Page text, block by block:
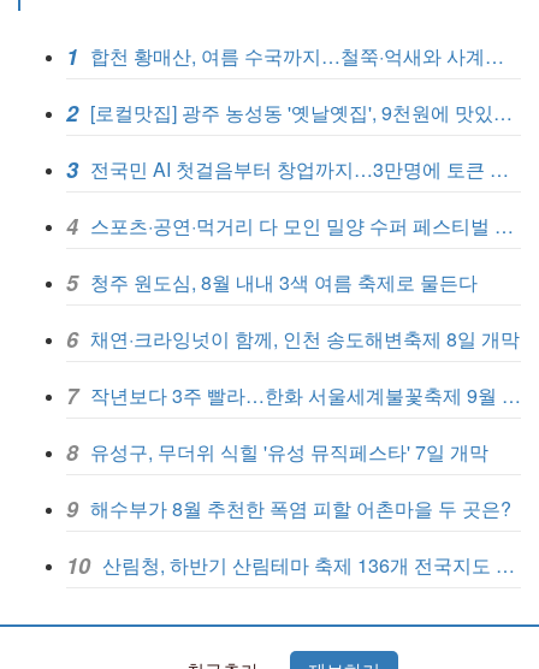
1 합천 황매산, 여름 수국까지…철쭉·억새와 사계절 관광지 완성
2 [로컬맛집] 광주 농성동 '옛날옛집', 9천원에 맛있는 식사 한끼
3 전국민 AI 첫걸음부터 창업까지…3만명에 토큰 무료 지원
4 스포츠·공연·먹거리 다 모인 밀양 수퍼 페스티벌 7일 개막
5 청주 원도심, 8월 내내 3색 여름 축제로 물든다
6 채연·크라잉넛이 함께, 인천 송도해변축제 8일 개막
7 작년보다 3주 빨라…한화 서울세계불꽃축제 9월 5일 개막
8 유성구, 무더위 식힐 '유성 뮤직페스타' 7일 개막
9 해수부가 8월 추천한 폭염 피할 어촌마을 두 곳은?
10 산림청, 하반기 산림테마 축제 136개 전국지도 발간